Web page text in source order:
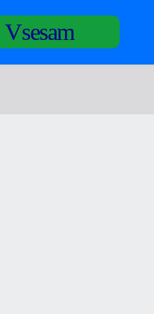
Vsesam